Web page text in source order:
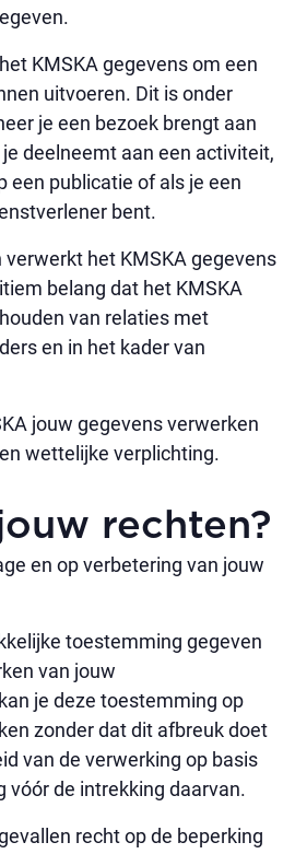
KMSKA gegevens om een
uitvoeren. Dit is onder
je een bezoek brengt aan
deelneemt aan een activiteit,
een publicatie of als je een
bent.
verwerkt het KMSKA gegevens
belang dat het KMSKA
van relaties met
en in het kader van
jouw gegevens verwerken
wettelijke verplichting.
rechten?
en op verbetering van jouw
toestemming gegeven
van jouw
je deze toestemming op
zonder dat dit afbreuk doet
van de verwerking op basis
vóór de intrekking daarvan.
recht op de beperking